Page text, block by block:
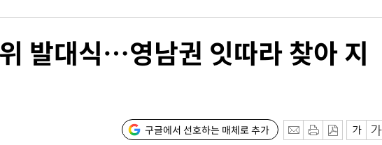
에 '충격·당황'
종사 혐의
감
마감
적 포착
발대식…영남권 잇따라 찾아 지
구글에서 선호하는 매체로 추가